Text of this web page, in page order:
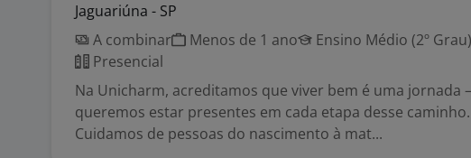
Jaguariúna - SP
A combinar
Menos de 1 ano
Ensino Médio (2º Grau)
Presencial
Na Unicharm, acreditamos que viver bem é uma jornada
queremos estar presentes em cada etapa desse caminho.
Cuidamos de pessoas do nascimento à mat...